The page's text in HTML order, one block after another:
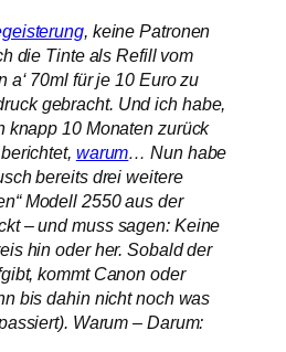
, keine Patronen
die Tinte als Refill vom
a‘ 70ml für je 10 Euro zu
gebracht. Und ich habe,
knapp 10 Monaten zurück
warum… Nun habe
bereits drei weitere
Modell 2550 aus der
– und muss sagen: Keine
hin oder her. Sobald der
kommt Canon oder
bis dahin nicht noch was
Warum – Darum: